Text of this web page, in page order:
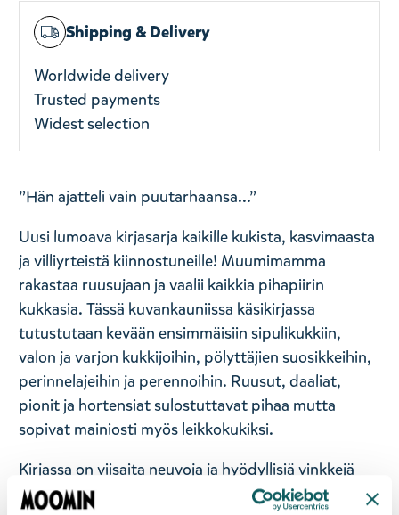
Shipping & Delivery
Worldwide delivery
Trusted payments
Widest selection
”Hän ajatteli vain puutarhaansa...”
Uusi lumoava kirjasarja kaikille kukista, kasvimaasta
ja villiyrteistä kiinnostuneille! Muumimamma
rakastaa ruusujaan ja vaalii kaikkia pihapiirin
kukkasia. Tässä kuvankauniissa käsikirjassa
tutustutaan kevään ensimmäisiin sipulikukkiin,
valon ja varjon kukkijoihin, pölyttäjien suosikkeihin,
perinnelajeihin ja perennoihin. Ruusut, daaliat,
pionit ja hortensiat sulostuttavat pihaa mutta
sopivat mainiosti myös leikkokukiksi.
Kirjassa on viisaita neuvoja ja hyödyllisiä vinkkejä
kukkien kasvattamisesta ja kukkatarhan